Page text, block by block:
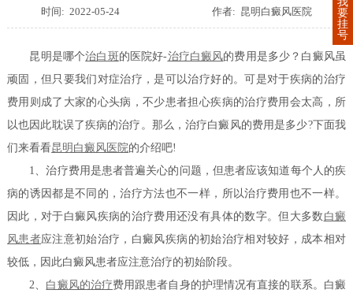
时间: 2022-05-24 作者: 昆明白癜风医院
昆明是哪个治白斑的医院好-治疗白癜风的费用是多少？白癜风虽
顽固，但只要我们对症治疗，是可以治疗好的。可是对于疾病的治疗
费用则成了大家的心头病，不少患者担心疾病的治疗费用会太高，所
以也因此耽误了疾病的治疗。那么，治疗白癜风的费用是多少?下面我
们来看看昆明白癜风医院的介绍吧!
1、治疗费用是患者普遍关心的问题，但患者应该知道每个人的疾
病的诱因都是不同的，治疗方法也不一样，所以治疗费用也不一样。
因此，对于白癜风疾病的治疗费用还没有具体的数字。但大多数 白癜
风患者应注意初始治疗，白癜风疾病的初始治疗相对较好，成本相对
较低，因此白癜风患者应注意治疗的初始阶段。
2、 白癜风的治疗费用跟患者自身的护理情况有直接的联系。白癜
要
挂
号